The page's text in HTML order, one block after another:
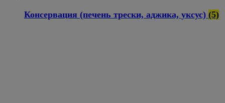
Консервация (печень трески, аджика, уксус) (5)